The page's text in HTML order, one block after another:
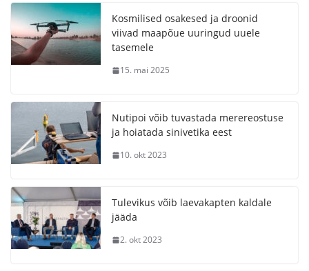
Kosmilised osakesed ja droonid
viivad maapõue uuringud uuele
tasemele
15. mai 2025
Nutipoi võib tuvastada merereostuse
ja hoiatada sinivetika eest
10. okt 2023
Tulevikus võib laevakapten kaldale
jääda
2. okt 2023